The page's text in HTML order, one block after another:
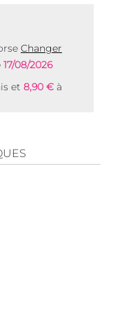
Changer
17/08/2026
et 8,90 € à